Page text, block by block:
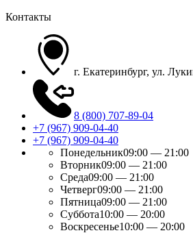
Контакты
г. Екатеринбург, ул.
8 (800) 707-89-04
+7 (967) 909-04-40
+7 (967) 909-04-40
Понедельник09:00 — 21:00
Вторник09:00 — 21:00
Среда09:00 — 21:00
Четверг09:00 — 21:00
Пятница09:00 — 21:00
Суббота10:00 — 20:00
Воскресенье10:00 — 20:00